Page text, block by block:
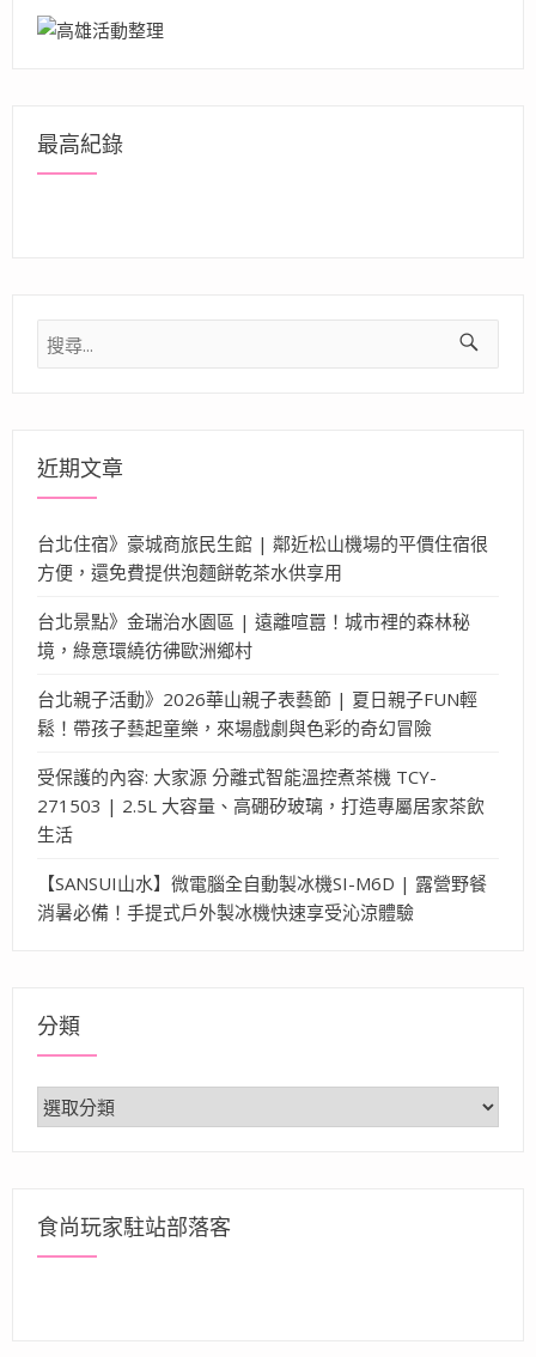
最高紀錄
搜
尋
近期文章
台北住宿》豪城商旅民生館 | 鄰近松山機場的平價住宿很
方便，還免費提供泡麵餅乾茶水供享用
台北景點》金瑞治水園區 | 遠離喧囂！城市裡的森林秘
境，綠意環繞彷彿歐洲鄉村
台北親子活動》2026華山親子表藝節 | 夏日親子FUN輕
鬆！帶孩子藝起童樂，來場戲劇與色彩的奇幻冒險
受保護的內容: 大家源 分離式智能溫控煮茶機 TCY-
271503 | 2.5L 大容量、高硼矽玻璃，打造專屬居家茶飲
生活
【SANSUI山水】微電腦全自動製冰機SI-M6D | 露營野餐
消暑必備！手提式戶外製冰機快速享受沁涼體驗
分類
分
類
食尚玩家駐站部落客